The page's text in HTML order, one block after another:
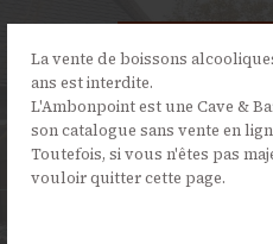
La vente de boissons
ans est interdite.
L'Ambonpoint est une Cave &
son catalogue sans vente en
Toutefois, si vous n'êtes pas
vouloir quitter cette page.
LA CAVE